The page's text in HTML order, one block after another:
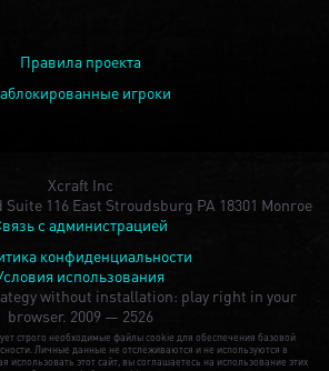
Правила проекта
игроки
Xcraft Inc
Suite 116 East Stroudsburg PA 18301 Monroe
с администрацией
конфиденциальности
использования
without installation: play right in your
browser. 2009 — 2526
строго необходимые файлы cookie для обеспечения базовой
Личные данные не отслеживаются и не используются в
использовать этот сайт, вы соглашаетесь на использование этих